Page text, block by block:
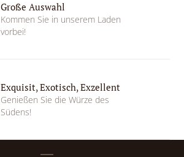
Große Auswahl
Kommen Sie in unserem Laden
vorbei!
Exquisit, Exotisch, Exzellent
Genießen Sie die Würze des
Südens!